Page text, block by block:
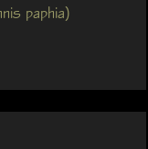
paphia)